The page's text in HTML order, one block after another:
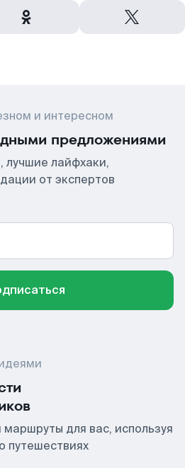
и интересном
предложениями
лучшие лайфхаки,
от экспертов
для вас, используя
путешествиях